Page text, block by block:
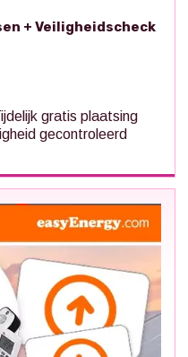
+ Veiligheidscheck
gratis plaatsing
gecontroleerd